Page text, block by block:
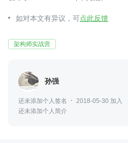
如对本文有异议，可点此反馈
架构师实战营
孙强
还未添加个人签名
2018-05-30 加入
还未添加个人简介